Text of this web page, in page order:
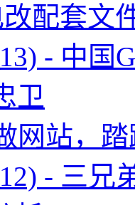
配套文
- 中国
卫
网站，
- 三兄